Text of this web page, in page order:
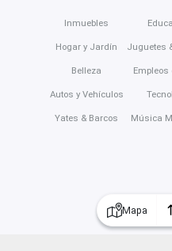
Mapa
Inmuebles
Hogar y Jardín
Belleza
Autos y Vehículos
Yates & Barcos
Juguetes
Empleos
Música